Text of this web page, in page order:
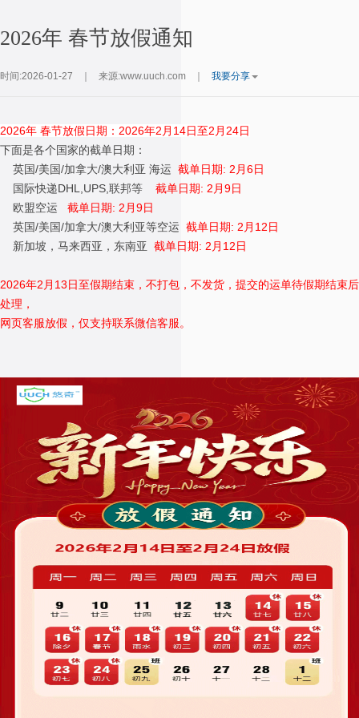
2026年 春节放假通知
时间:2026-01-27 来源:www.uuch.com 我要分享
2026年 春节放假日期：2026年2月14日至2月24日
下面是各个国家的截单日期：
英国/美国/加拿大/澳大利亚 海运 截单日期: 2月6日
国际快递DHL,UPS,联邦等 截单日期: 2月9日
欧盟空运 截单日期: 2月9日
英国/美国/加拿大/澳大利亚等空运 截单日期: 2月12日
新加坡，马来西亚，东南亚 截单日期: 2月12日
2026年2月13日至假期结束，不打包，不发货，提交的运单待假期结束后
处理，
网页客服放假，仅支持联系微信客服。